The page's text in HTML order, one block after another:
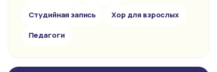
Студийная запись
Хор для взрослых
Педагоги